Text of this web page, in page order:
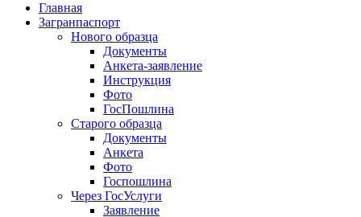
Главная
Загранпаспорт
Нового образца
Документы
Анкета-заявление
Инструкция
Фото
ГосПошлина
Старого образца
Документы
Анкета
Фото
Госпошлина
Через ГосУслуги
Заявление